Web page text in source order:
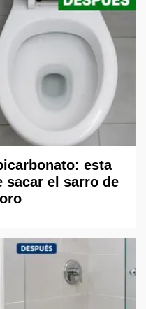
esta
sacar el sarro de